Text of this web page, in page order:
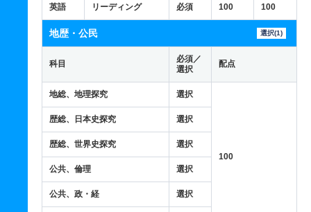
英語 リーディング 必須 100 100
地歴・公民 選択(1)
科目
必須／
選択
配点
地総、地理探究 選択
100
歴総、日本史探究 選択
歴総、世界史探究 選択
公共、倫理 選択
公共、政・経 選択